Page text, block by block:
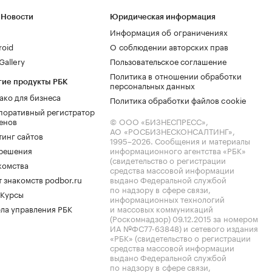
продукты РБК
для бизнеса
регистратор
сайтов
знакомств podbor.ru
управления РБК
Юридическая информация
Информация об ограничениях
О соблюдении авторских прав
Пользовательское соглашение
Политика в отношении обработки
персональных данных
Политика обработки файлов cookie
© ООО «БИЗНЕСПРЕСС»,
АО «РОСБИЗНЕСКОНСАЛТИНГ»,
1995–2026. Сообщения и материалы
информационного агентства «РБК»
(свидетельство о регистрации
средства массовой информации
выдано Федеральной службой
по надзору в сфере связи,
информационных технологий
и массовых коммуникаций
(Роскомнадзор) 09.12.2015 за номером
ИА №ФС77-63848) и сетевого издания
«РБК» (свидетельство о регистрации
средства массовой информации
выдано Федеральной службой
по надзору в сфере связи,